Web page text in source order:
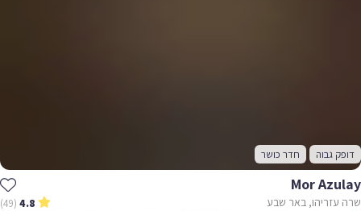
דופק גבוה חדר כושר
Mor Azulay
שרה עזריהו, באר שבע 4.8
(49)